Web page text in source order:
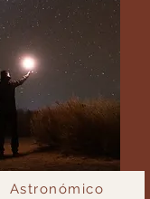
Astronómico